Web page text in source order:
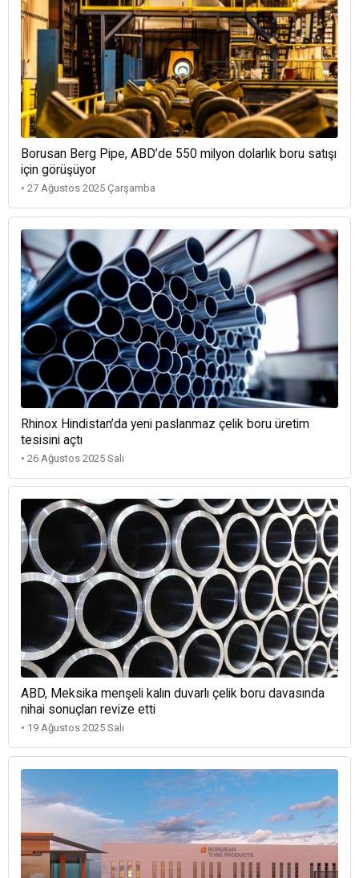
Borusan Berg Pipe, ABD’de 550 milyon dolarlık boru satışı
için görüşüyor
• 27 Ağustos 2025 Çarşamba
Rhinox Hindistan’da yeni paslanmaz çelik boru üretim
tesisini açtı
• 26 Ağustos 2025 Salı
ABD, Meksika menşeli kalın duvarlı çelik boru davasında
nihai sonuçları revize etti
• 19 Ağustos 2025 Salı